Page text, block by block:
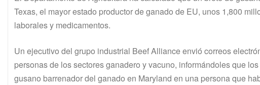
Texas, el mayor estado productor de ganado de EU, unos 1,800
laborales y medicamentos.
Un ejecutivo del grupo industrial Beef Alliance envió correos
personas de los sectores ganadero y vacuno, informándoles que
gusano barrenador del ganado en Maryland en una persona que